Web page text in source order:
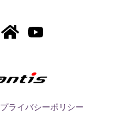
プライバシーポリシー